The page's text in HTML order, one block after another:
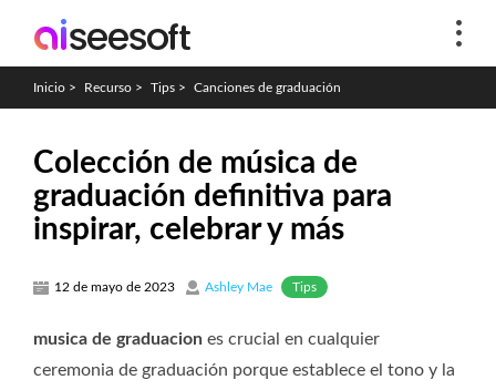
Inicio > Recurso > Tips > Canciones de graduación
Colección de música de
graduación definitiva para
inspirar, celebrar y más
12 de mayo de 2023 Ashley Mae Tips
musica de graduacion es crucial en cualquier
ceremonia de graduación porque establece el tono y la